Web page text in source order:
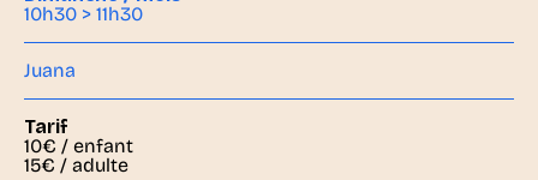
10h30 > 11h30
Juana
Tarif
10€ / enfant
15€ / adulte